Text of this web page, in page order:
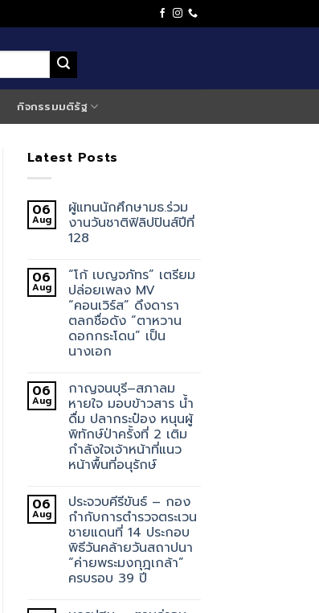
กิจกรรมมติรัฐ
Latest Posts
06
Aug
ผู้แทนนักศึกษามธ.ร่วม
งานวันชาติฟิลิปปินส์ปีที่
128
06
Aug
“โก้ เบญจภัทร” เตรียม
ปล่อยเพลง MV
“คอนเวิร์ส” ดึงดารา
ตลกชื่อดัง “ตาหวาน
ดอกกระโดน” เป็น
นางเอก
06
Aug
กาญจนบุรี–สภาลม
หายใจ มอบข้าวสาร น้ำ
ดื่ม ปลากระป๋อง หนุนผู้
พิทักษ์ป่าครั้งที่ 2 เติม
กำลังใจเจ้าหน้าที่แนว
หน้าพื้นที่อนุรักษ์
06
Aug
ประจวบคีรีขันธ์ – กอง
กำกับการตำรวจตระเวน
ชายแดนที่ 14 ประกอบ
พิธีวันคล้ายวันสถาปนา
“ค่ายพระมงกุฎเกล้า”
ครบรอบ 39 ปี